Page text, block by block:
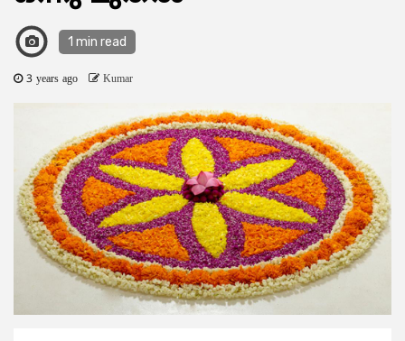
1 min read
3 years ago Kumar